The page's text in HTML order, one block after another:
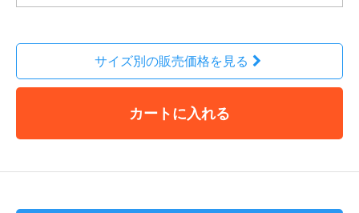
サイズ別の販売価格を見る
カートに入れる